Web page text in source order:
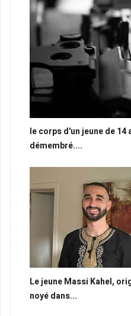
le corps d'un jeune de
démembré....
Le jeune Massi Kahel,
noyé dans...